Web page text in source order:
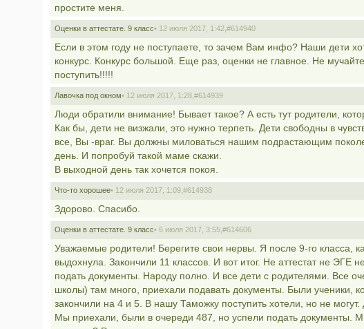
простите меня.
Оценки в аттестате. 9 класс• 12 июля 2017, 1:42, #614940
Если в этом году не поступаете, то зачем Вам инфо? Наши дети
конкурс. Конкурс большой. Еще раз, оценки не главное. Не
поступить!!!!!
Лавочка под окном• 12 июля 2017, 1:28, #614939
Люди обратили внимание! Бывает такое? А есть тут родители,
Как бы, дети не визжали, это нужно терпеть. Дети свободны в
все, Вы -враг. Вы должны миловаться нашим подрастающим
день. И попробуй такой маме скажи.
В выходной день так хочется покоя.
Что-то хорошее• 12 июля 2017, 1:09, #614938
Здорово. Спасибо.
Оценки в аттестате. 9 класс• 6 июля 2017, 3:55, #614606
Уважаемые родители! Берегите свои нервы. Я после 9-го класса,
выдохнула. Закончили 11 классов. И вот итог. Не аттестат не ЭГЕ
подать документы. Народу полно. И все дети с родителями. Все
школы) там много, приехали подавать документы. Были ученики,
закончили на 4 и 5. В нашу Таможку поступить хотели, но не могут.
Мы приехали, были в очереди 487, но успели подать документы.